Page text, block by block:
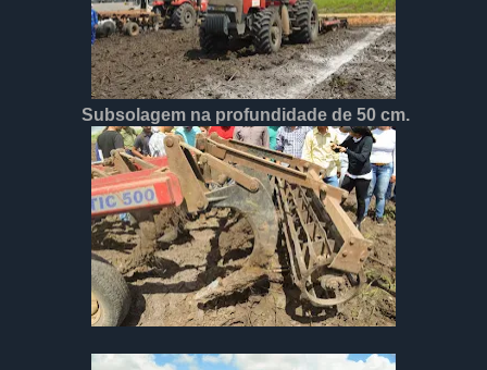
Subsolagem na profundidade de 50 cm.